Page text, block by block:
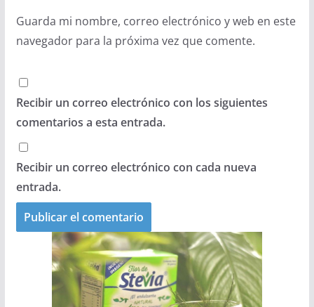
Guarda mi nombre, correo electrónico y web en este
navegador para la próxima vez que comente.
Recibir un correo electrónico con los siguientes
comentarios a esta entrada.
Recibir un correo electrónico con cada nueva
entrada.